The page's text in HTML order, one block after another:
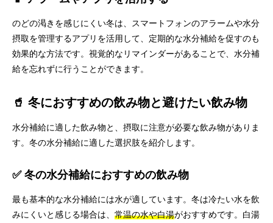
のどの渇きを感じにくい冬は、スマートフォンのアラームや水分
摂取を管理するアプリを活用して、定期的な水分補給を促すのも
効果的な方法です。視覚的なリマインダーがあることで、水分補
給を忘れずに行うことができます。
🥤 冬におすすめの飲み物と避けたい飲み物
水分補給に適した飲み物と、摂取に注意が必要な飲み物がありま
す。冬の水分補給に適した選択肢を紹介します。
✅ 冬の水分補給におすすめの飲み物
最も基本的な水分補給には水が適しています。冬は冷たい水を飲
みにくいと感じる場合は、 常温の水や白湯がおすすめです。白湯